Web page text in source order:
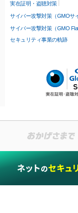
実在証明・盗聴対策
サイバー攻撃対策（GMOサ
サイバー攻撃対策（GMO
セキュリティ事業の軌跡